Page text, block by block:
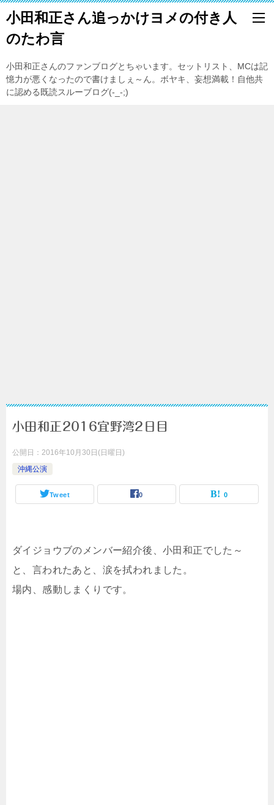
小田和正さん追っかけヨメの付き人
のたわ言
小田和正さんのファンブログとちゃいます。セットリスト、MCは記
憶力が悪くなったので書けましぇ～ん。ボヤキ、妄想満載！自他共
に認める既読スルーブログ(-_-;)
小田和正2016宜野湾2日目
公開日： 2016年10月30日(日曜日)
沖縄公演
Tweet 0 0
ダイジョウブのメンバー紹介後、小田和正でした～
と、言われたあと、涙を拭われました。
場内、感動しまくりです。